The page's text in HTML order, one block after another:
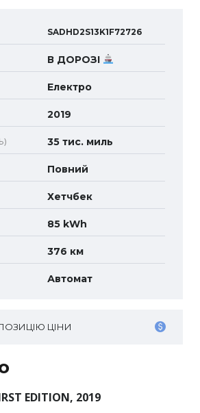
SADHD2S13K1F72726
В ДОРОЗІ
Електро
2019
35 тис. миль
Повний
Хетчбек
85 kWh
376 км
Автомат
ЦІНИ
EDITION, 2019